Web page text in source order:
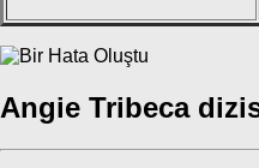
Angie Tribeca